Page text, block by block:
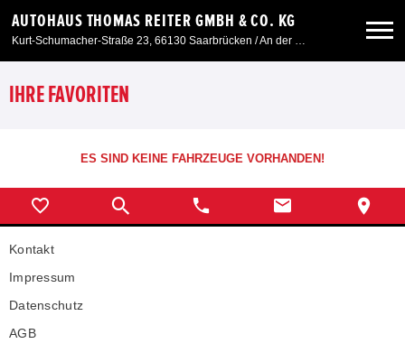
AUTOHAUS THOMAS REITER GMBH & CO. KG
Kurt-Schumacher-Straße 23, 66130 Saarbrücken / An der Windmühle 7, 66780 Siersburg
Neuwagen
Angebote
Service & Zubehör
Unser Autohaus
IHRE FAVORITEN
ES SIND KEINE FAHRZEUGE VORHANDEN!
Kontakt
Impressum
Datenschutz
AGB